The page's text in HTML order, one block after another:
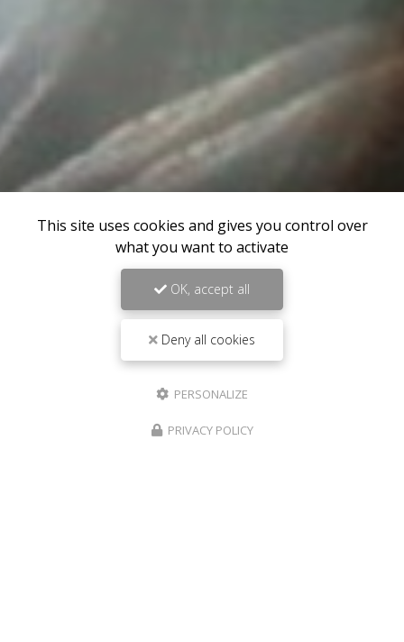
This site uses cookies and gives you control over
what you want to activate
OK, accept all
Deny all cookies
PERSONALIZE
PRIVACY POLICY